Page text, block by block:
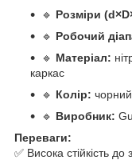
🔹 Розміри
🔹 Робочий
🔹 Матеріал:
каркас
🔹 Колір: чорний
🔹 Виробник:
Переваги:
✅ Висока стійкість до